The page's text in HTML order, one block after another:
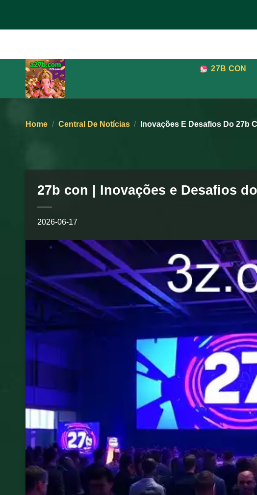
content
27B CON
Home / Central De Notícias / Inovações E Desafios Do 27b
27b con | Inovações e Desafios
2026-06-17